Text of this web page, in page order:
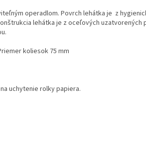
operadlom. Povrch lehátka je z
lehátka je z oceľových
koliesok 75 mm
uchytenie rolky papiera.